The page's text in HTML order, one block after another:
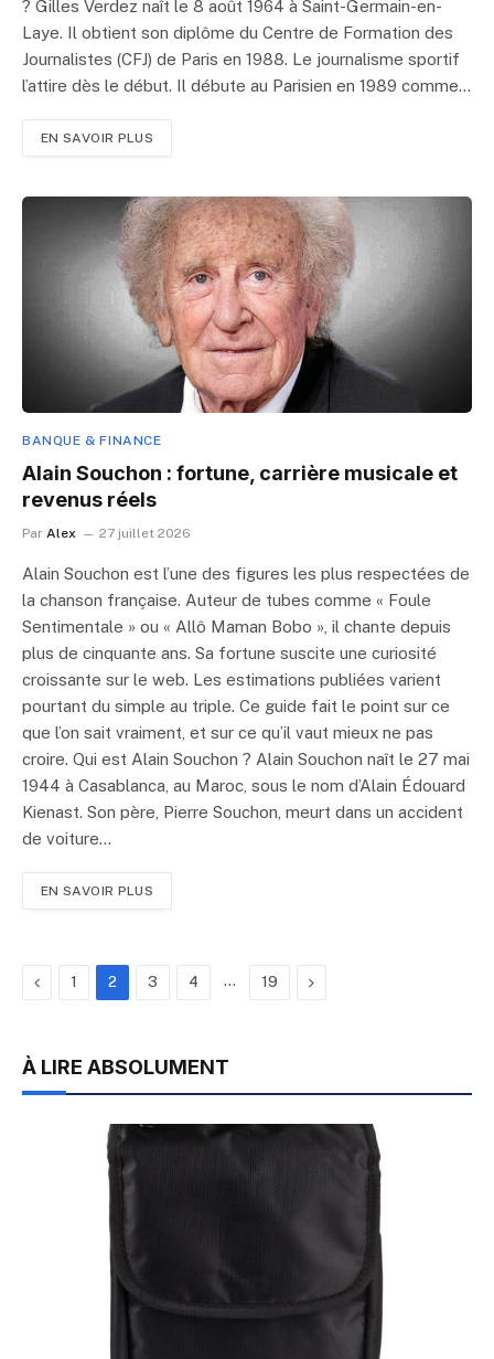
? Gilles Verdez naît le 8 août 1964 à Saint-Germain-en-
Laye. Il obtient son diplôme du Centre de Formation des
Journalistes (CFJ) de Paris en 1988. Le journalisme sportif
l’attire dès le début. Il débute au Parisien en 1989 comme…
EN SAVOIR PLUS
BANQUE & FINANCE
Alain Souchon : fortune, carrière musicale et
revenus réels
Par Alex 27 juillet 2026
Alain Souchon est l’une des figures les plus respectées de
la chanson française. Auteur de tubes comme « Foule
Sentimentale » ou « Allô Maman Bobo », il chante depuis
plus de cinquante ans. Sa fortune suscite une curiosité
croissante sur le web. Les estimations publiées varient
pourtant du simple au triple. Ce guide fait le point sur ce
que l’on sait vraiment, et sur ce qu’il vaut mieux ne pas
croire. Qui est Alain Souchon ? Alain Souchon naît le 27 mai
1944 à Casablanca, au Maroc, sous le nom d’Alain Édouard
Kienast. Son père, Pierre Souchon, meurt dans un accident
de voiture…
EN SAVOIR PLUS
Précédent
1 2 3 4 … 19 Suivante
À LIRE ABSOLUMENT